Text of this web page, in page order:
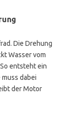
Die Drehung
Wasser vom
entsteht ein
dabei
der Motor